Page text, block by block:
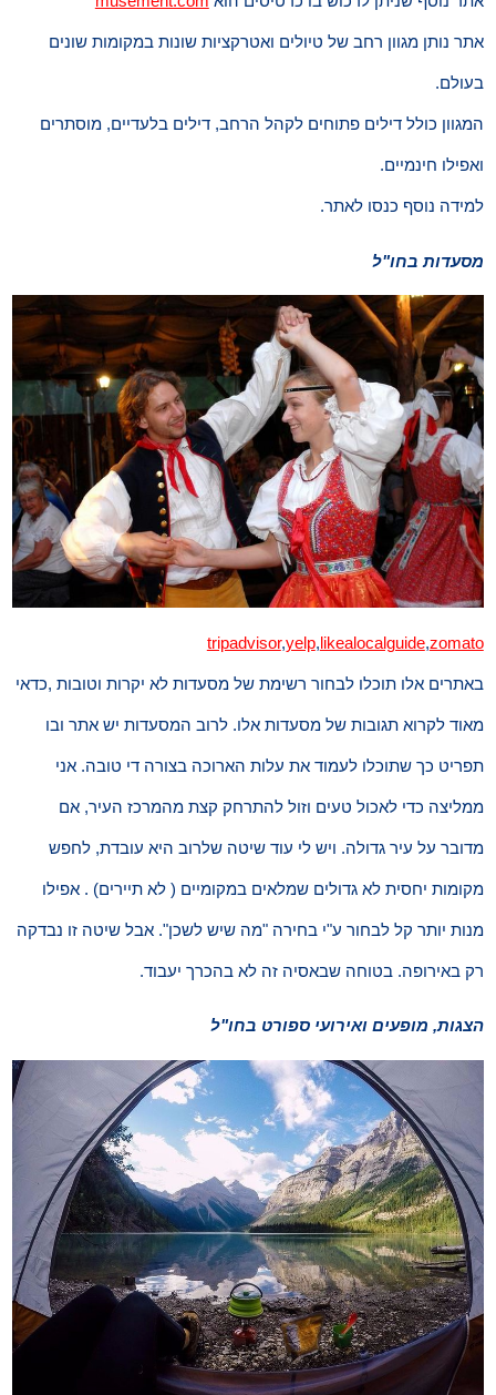
אתר נותן מגוון רחב של טיולים ואטרקציות שונות במקומות שונים
בעולם.
המגוון כולל דילים פתוחים לקהל הרחב, דילים בלעדיים, מוסתרים
ואפילו חינמיים.
למידה נוסף כנסו לאתר.
מסעדות בחו"ל
tripadvisor,yelp,likealocalguide,zomato
באתרים אלו תוכלו לבחור רשימת של מסעדות לא יקרות וטובות ,כדאי
מאוד לקרוא תגובות של מסעדות אלו. לרוב המסעדות יש אתר ובו
תפריט כך שתוכלו לעמוד את עלות הארוכה בצורה די טובה. אני
ממליצה כדי לאכול טעים וזול להתרחק קצת מהמרכז העיר, אם
מדובר על עיר גדולה. ויש לי עוד שיטה שלרוב היא עובדת, לחפש
מקומות יחסית לא גדולים שמלאים במקומיים ( לא תיירים) . אפילו
מנות יותר קל לבחור ע"י בחירה "מה שיש לשכן". אבל שיטה זו נבדקה
רק באירופה. בטוחה שבאסיה זה לא בהכרך יעבוד.
הצגות, מופעים ואירועי ספורט בחו"ל